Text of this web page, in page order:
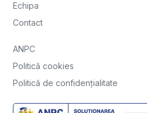
Echipa
Contact
ANPC
Politică cookies
Politică de confidențialitate